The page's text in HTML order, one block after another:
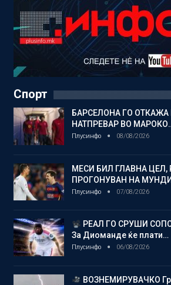
Спорт
БАРСЕЛОНА ГО
НАТПРЕВАР ВО
Плусинфо 08/08/2026
МЕСИ БИЛ ГЛАВНА
ПРОГОНУВАН НА
Плусинфо 07/08/2026
РЕАЛ ГО СРУШИ
За Диоманде ќе плати…
Плусинфо 06/08/2026
ВОЗНЕМИРУВАЧКО